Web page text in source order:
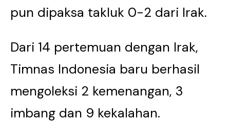
pun dipaksa takluk 0-2 dari Irak.
Dari 14 pertemuan dengan Irak,
Timnas Indonesia baru berhasil
mengoleksi 2 kemenangan, 3
imbang dan 9 kekalahan.